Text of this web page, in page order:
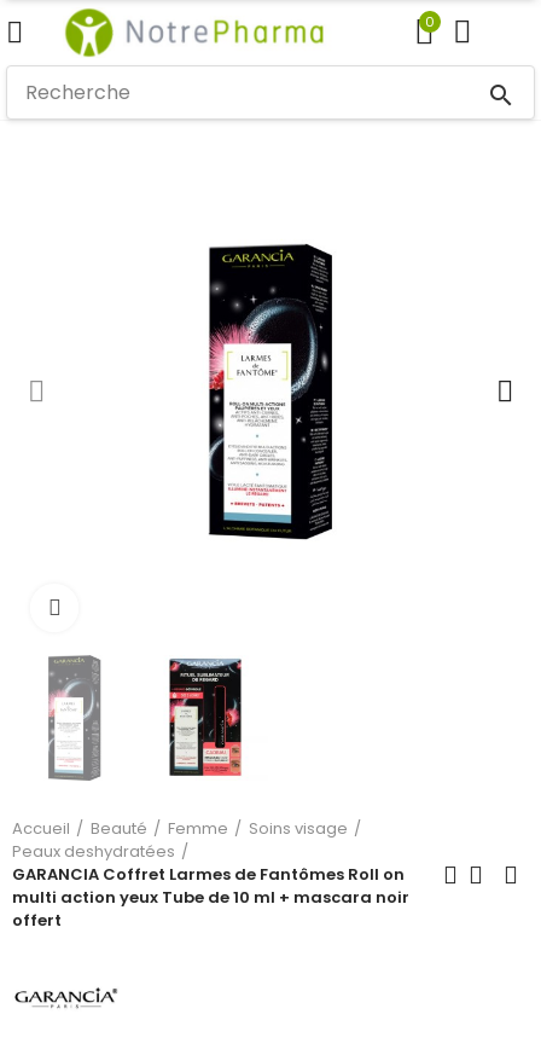
0
search
Accueil Beauté Femme
Soins visage
Peaux deshydratées
GARANCIA Coffret Larmes de Fantômes Roll on
multi action yeux Tube de 10 ml + mascara noir
offert